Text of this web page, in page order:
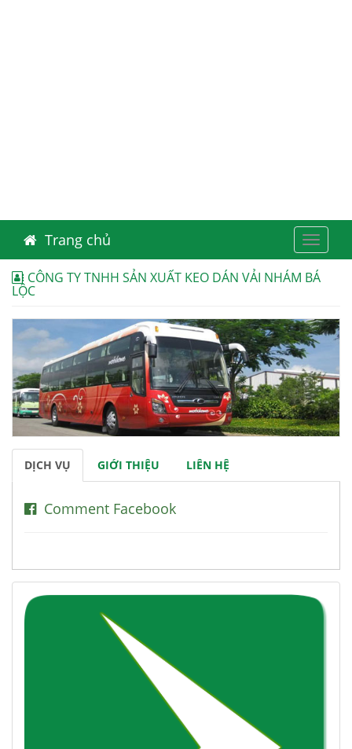
Toggle
Trang chủ
CÔNG TY TNHH SẢN XUẤT KEO DÁN VẢI NHÁM BÁ
LỘC
DỊCH VỤ GIỚI THIỆU LIÊN HỆ
Comment Facebook